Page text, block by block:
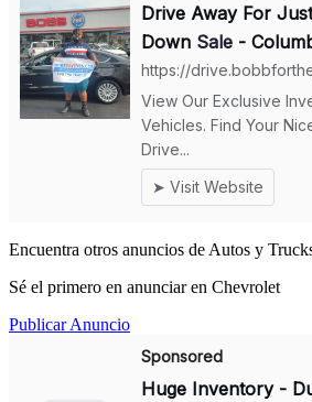
Encuentra otros anuncios de Autos y
Sé el primero en anunciar en Chevrolet
Publicar Anuncio